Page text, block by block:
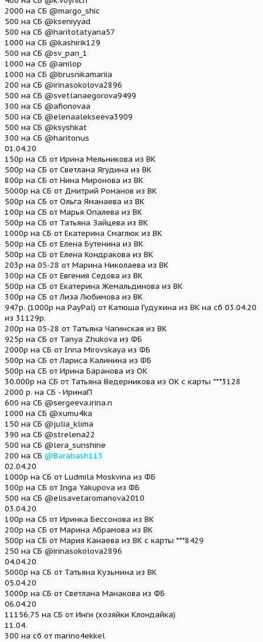
2000 на СБ @margo_shic
500 на СБ @kseniyyad
500 на СБ @haritotatyana57
1000 на СБ @kashirik129
500 на СБ @sv_pan_1
1000 на СБ @anilop
1000 на СБ @brusnikamariia
200 на СБ @irinasokolova2896
500 на СБ @svetlanaegorova9499
300 на СБ @afionovaa
500 на СБ @elenaalekseeva3909
500 на СБ @ksyshkat
300 на СБ @haritonus
01.04.20
150р на СБ от Ирина Мельникова из ВК
500р на СБ от Светлана Ягудина из ВК
800р на СБ от Нина Миронова из ВК
5000р на СБ от Дмитрий Романов из ВК
500р на СБ от Ольга Яманаева из ВК
100р на СБ от Марья Опалева из ВК
500р на СБ от Татьяна Зайцева из ВК
1000р на СБ от Екатерина Смаглюк из ВК
500р на СБ от Елена Бутенина из ВК
500р на СБ от Елена Кондракова из ВК
203р на 05-28 от Марина Николаева из ВК
300р на СБ от Евгения Седова из ВК
500р на СБ от Екатерина Жемальдинова из ВК
300р на СБ от Лиза Любимова из ВК
947р. (1000р на PayPal) от Катюша Гудухина из ВК на сб 03.04.20
из 31129р.
200р на 05-28 от Татьяна Чагинская из ВК
925р на СБ от Tanya Zhukova из ФБ
2000р на СБ от Inna Mirovskaya из ФБ
500р на СБ от Лариса Калинина из ФБ
500р на СБ от Ирина Баранова из ОК
30.000р на СБ от Татьяна Ведерникова из ОК с карты ***3128
2000 р. на СБ - ИринаП
600 на СБ @sergeeva.irina.n
1000 на СБ @xumu4ka
150 на СБ @julia_klima
390 на СБ @strelena22
500 на СБ @lera_sunshine
200 на СБ @Barabash113
02.04.20
1000р на СБ от Ludmila Moskvina из ФБ
300р на СБ от Inga Yakupova из ФБ
500 на СБ @elisavetaromanova2010
03.04.20
100р на СБ от Иринка Бессонова из ВК
200р на СБ от Марина Абрамова из ВК
500р на СБ от Мария Канаева из ВК с карты ***8429
250 на СБ @irinasokolova2896
04.04.20
5000р на СБ от Татьяна Кузьмина из ВК
05.04.20
3000р на СБ от Светлана Манакова из ФБ
06.04.20
11156,75 на СБ от Инги (хозяйки Клондайка)
11.04.
300 на сб от marino4ekkel